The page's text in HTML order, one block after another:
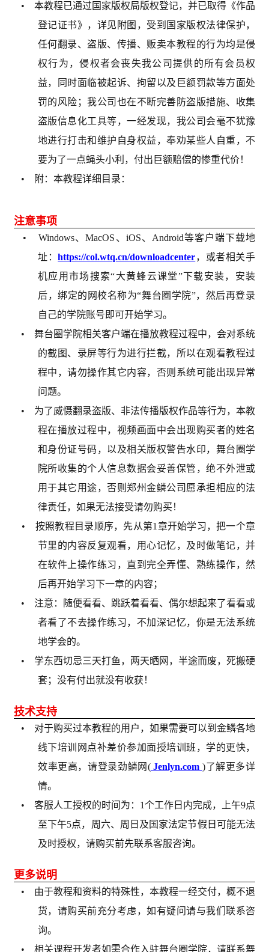
• 本教程已通过国家版权局版权登记，并已取得《作品
登记证书》，详见附图，受到国家版权法律保护，
任何翻录、盗版、传播、贩卖本教程的行为均是侵
权行为，侵权者会丧失我公司提供的所有会员权
益，同时面临被起诉、拘留以及巨额罚款等方面处
罚的风险；我公司也在不断完善防盗版措施、收集
盗版信息化工具等，一经发现，我公司会毫不犹豫
地进行打击和维护自身权益，奉劝某些人自重，不
要为了一点蝇头小利，付出巨额赔偿的惨重代价！
• 附：本教程详细目录：
注意事项
• Windows、MacOS、iOS、Android等客户端下载地
址：https://col.wtq.cn/downloadcenter，或者相关手
机应用市场搜索“大黄蜂云课堂”下载安装，安装
后，绑定的网校名称为“舞台圈学院”，然后再登录
自己的学院账号即可开始学习。
• 舞台圈学院相关客户端在播放教程过程中，会对系统
的截图、录屏等行为进行拦截，所以在观看教程过
程中，请勿操作其它内容，否则系统可能出现异常
问题。
• 为了威慑翻录盗版、非法传播版权作品等行为，本教
程在播放过程中，视频画面中会出现购买者的姓名
和身份证号码，以及相关版权警告水印，舞台圈学
院所收集的个人信息数据会妥善保管，绝不外泄或
用于其它用途，否则郑州金鳞公司愿承担相应的法
律责任，如果无法接受请勿购买！
• 按照教程目录顺序，先从第1章开始学习，把一个章
节里的内容反复观看，用心记忆，及时做笔记，并
在软件上操作练习，直到完全弄懂、熟练操作，然
后再开始学习下一章的内容；
• 注意：随便看看、跳跃着看看、偶尔想起来了看看或
者看了不去操作练习，不加深记忆，你是无法系统
地学会的。
• 学东西切忌三天打鱼，两天晒网，半途而废，死搬硬
套；没有付出就没有收获！
技术支持
• 对于购买过本教程的用户，如果需要可以到金鳞各地
线下培训网点补差价参加面授培训班，学的更快，
效率更高，请登录劲鳞网(Jenlyn.com )了解更多详
情。
• 客服人工授权的时间为：1个工作日内完成，上午9点
至下午5点，周六、周日及国家法定节假日可能无法
及时授权，请购买前先联系客服咨询。
更多说明
• 由于教程和资料的特殊性，本教程一经交付，概不退
货，请购买前充分考虑，如有疑问请与我们联系咨
询。
• 相关课程开发者如需合作入驻舞台圈学院，请联系舞